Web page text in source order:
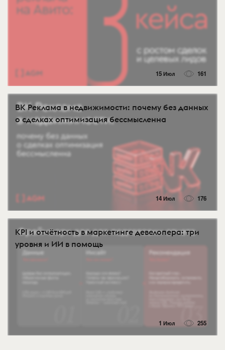
15 Июл 161
ВК Реклама в недвижимости: почему без данных
о сделках оптимизация бессмысленна
14 Июл 176
KPI и отчётность в маркетинге девелопера: три
уровня и ИИ в помощь
1 Июл 255